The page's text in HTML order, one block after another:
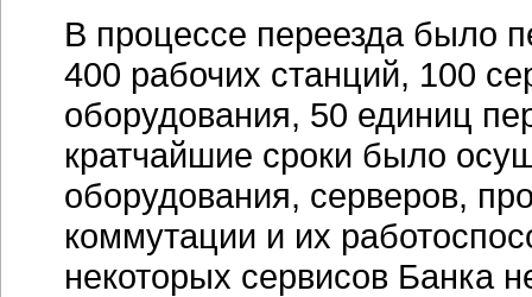
В процессе переезда было
400 рабочих станций, 100
оборудования, 50 единиц
кратчайшие сроки было
оборудования, серверов,
коммутации и их
некоторых сервисов Банка